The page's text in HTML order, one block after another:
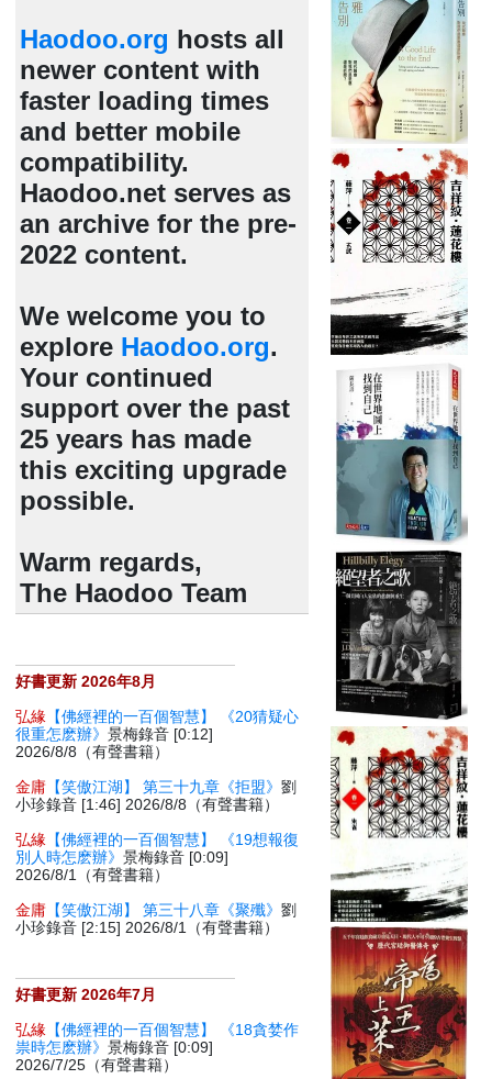
Haodoo.org hosts all
newer content with
faster loading times
and better mobile
compatibility.
Haodoo.net serves as
an archive for the pre-
2022 content.
We welcome you to
explore Haodoo.org.
Your continued
support over the past
25 years has made
this exciting upgrade
possible.
Warm regards,
The Haodoo Team
好書更新 2026年8月
弘緣 【佛經裡的一百個智慧】 《20猜疑心
很重怎麽辦》景梅錄音 [0:12]
2026/8/8（有聲書籍）
金庸 【笑傲江湖】 第三十九章《拒盟》劉
小珍錄音 [1:46] 2026/8/8（有聲書籍）
弘緣 【佛經裡的一百個智慧】 《19想報復
別人時怎麽辦》景梅錄音 [0:09]
2026/8/1（有聲書籍）
金庸 【笑傲江湖】 第三十八章《聚殲》劉
小珍錄音 [2:15] 2026/8/1（有聲書籍）
好書更新 2026年7月
弘緣 【佛經裡的一百個智慧】 《18貪婪作
祟時怎麽辦》景梅錄音 [0:09]
2026/7/25（有聲書籍）